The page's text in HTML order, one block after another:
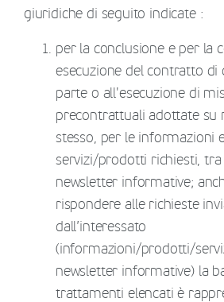
giuridiche di seguito indicate :
per la conclusione e per la
esecuzione del contratto di
parte o all'esecuzione di
precontrattuali adottate su
stesso, per le informazioni
servizi/prodotti richiesti, tra
newsletter informative;
rispondere alle richieste
dall’interessato
(informazioni/prodotti/
newsletter informative) la
trattamenti elencati è